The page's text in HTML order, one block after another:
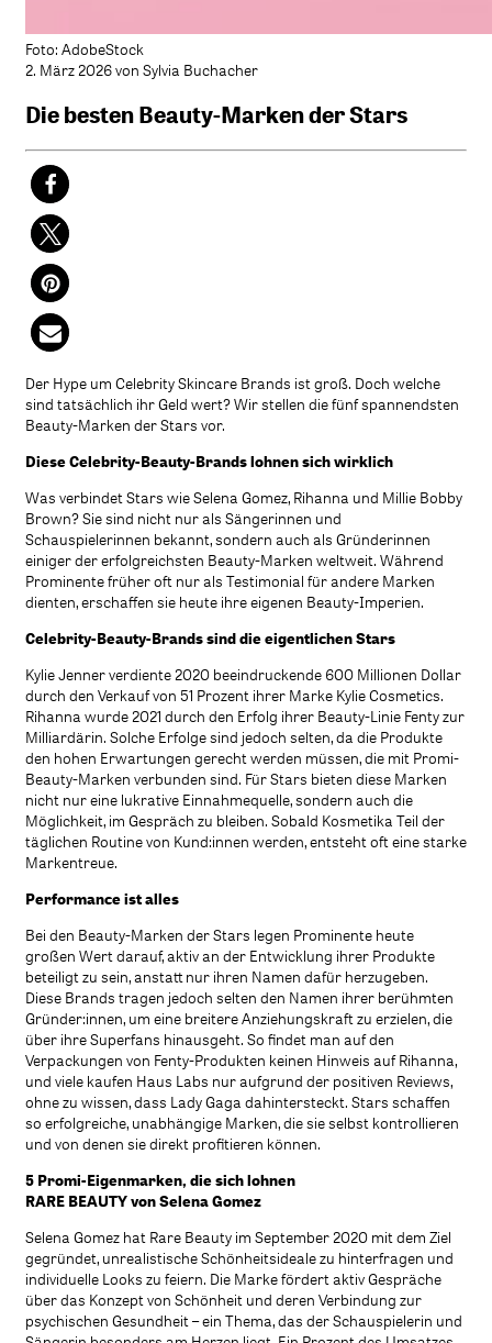
Foto: AdobeStock
2. März 2026 von Sylvia Buchacher
Die besten Beauty-Marken der Stars
Der Hype um Celebrity Skincare Brands ist groß. Doch welche
sind tatsächlich ihr Geld wert? Wir stellen die fünf spannendsten
Beauty-Marken der Stars vor.
Diese Celebrity-Beauty-Brands lohnen sich wirklich
Was verbindet Stars wie Selena Gomez, Rihanna und Millie Bobby
Brown? Sie sind nicht nur als Sängerinnen und
Schauspielerinnen bekannt, sondern auch als Gründerinnen
einiger der erfolgreichsten Beauty-Marken weltweit. Während
Prominente früher oft nur als Testimonial für andere Marken
dienten, erschaffen sie heute ihre eigenen Beauty-Imperien.
Celebrity-Beauty-Brands sind die eigentlichen Stars
Kylie Jenner verdiente 2020 beeindruckende 600 Millionen Dollar
durch den Verkauf von 51 Prozent ihrer Marke Kylie Cosmetics.
Rihanna wurde 2021 durch den Erfolg ihrer Beauty-Linie Fenty zur
Milliardärin. Solche Erfolge sind jedoch selten, da die Produkte
den hohen Erwartungen gerecht werden müssen, die mit Promi-
Beauty-Marken verbunden sind. Für Stars bieten diese Marken
nicht nur eine lukrative Einnahmequelle, sondern auch die
Möglichkeit, im Gespräch zu bleiben. Sobald Kosmetika Teil der
täglichen Routine von Kund:innen werden, entsteht oft eine starke
Markentreue.
Performance ist alles
Bei den Beauty-Marken der Stars legen Prominente heute
großen Wert darauf, aktiv an der Entwicklung ihrer Produkte
beteiligt zu sein, anstatt nur ihren Namen dafür herzugeben.
Diese Brands tragen jedoch selten den Namen ihrer berühmten
Gründer:innen, um eine breitere Anziehungskraft zu erzielen, die
über ihre Superfans hinausgeht. So findet man auf den
Verpackungen von Fenty-Produkten keinen Hinweis auf Rihanna,
und viele kaufen Haus Labs nur aufgrund der positiven Reviews,
ohne zu wissen, dass Lady Gaga dahintersteckt. Stars schaffen
so erfolgreiche, unabhängige Marken, die sie selbst kontrollieren
und von denen sie direkt profitieren können.
5 Promi-Eigenmarken, die sich lohnen
RARE BEAUTY von Selena Gomez
Selena Gomez hat Rare Beauty im September 2020 mit dem Ziel
gegründet, unrealistische Schönheitsideale zu hinterfragen und
individuelle Looks zu feiern. Die Marke fördert aktiv Gespräche
über das Konzept von Schönheit und deren Verbindung zur
psychischen Gesundheit – ein Thema, das der Schauspielerin und